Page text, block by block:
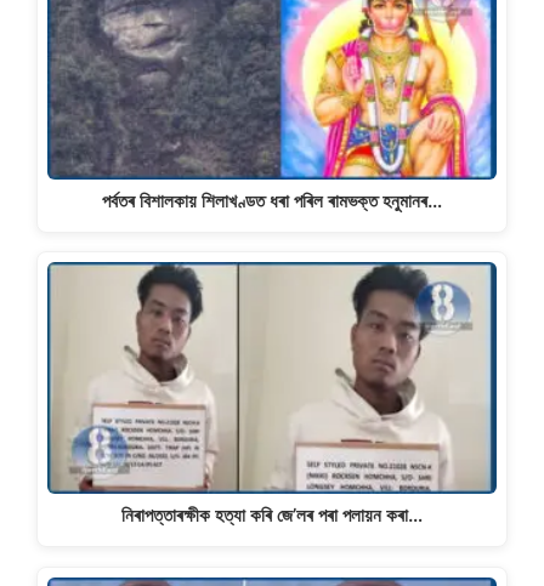
পৰ্বতৰ বিশালকায় শিলাখণ্ডত ধৰা পৰিল ৰামভক্ত হনুমানৰ…
নিৰাপত্তাৰক্ষীক হত্যা কৰি জে’লৰ পৰা পলায়ন কৰা…